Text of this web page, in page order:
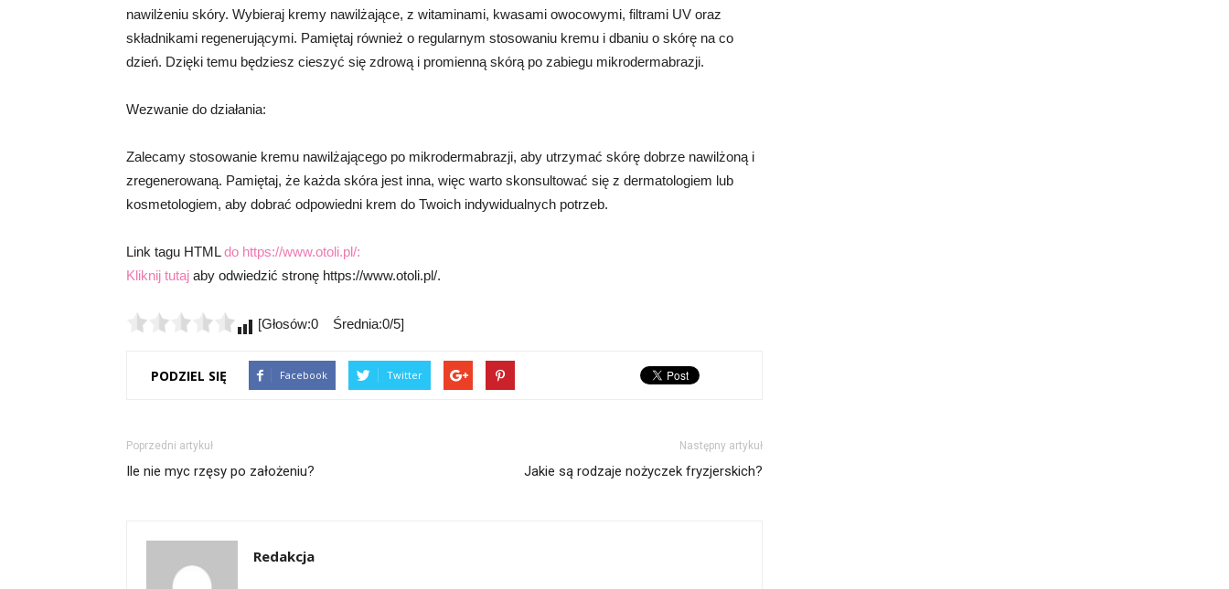
nawilżeniu skóry. Wybieraj kremy nawilżające, z witaminami, kwasami owocowymi, filtrami UV oraz
składnikami regenerującymi. Pamiętaj również o regularnym stosowaniu kremu i dbaniu o skórę na co
dzień. Dzięki temu będziesz cieszyć się zdrową i promienną skórą po zabiegu mikrodermabrazji.
Wezwanie do działania:
Zalecamy stosowanie kremu nawilżającego po mikrodermabrazji, aby utrzymać skórę dobrze nawilżoną i
zregenerowaną. Pamiętaj, że każda skóra jest inna, więc warto skonsultować się z dermatologiem lub
kosmetologiem, aby dobrać odpowiedni krem do Twoich indywidualnych potrzeb.
Link tagu HTMLdo https://www.otoli.pl/:
Kliknij tutaj aby odwiedzić stronę https://www.otoli.pl/.
[Głosów:0 Średnia:0/5]
PODZIEL SIĘ Facebook Twitter
Poprzedni artykuł
Ile nie myc rzęsy po założeniu?
Następny artykuł
Jakie są rodzaje nożyczek fryzjerskich?
Redakcja